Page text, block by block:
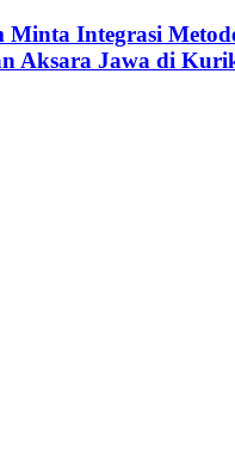
Minta Integrasi
Aksara Jawa di